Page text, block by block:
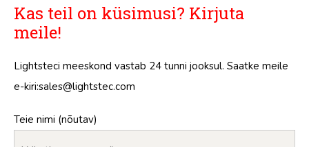
Kas teil on küsimusi? Kirjuta
meile!
Lightsteci meeskond vastab 24 tunni jooksul. Saatke meile
e-kiri:sales@lightstec.com
Teie nimi (nõutav)